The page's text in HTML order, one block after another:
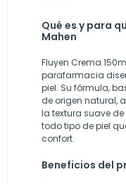
Qué es y para
Mahen
Fluyen Crema
parafarmacia
piel. Su fórmula,
de origen natural,
la textura suave
todo tipo de piel
confort.
Beneficios del